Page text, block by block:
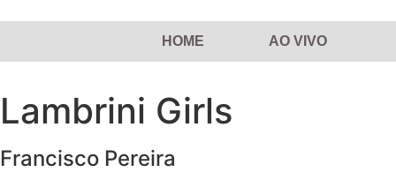
HOME AO VIVO
Lambrini Girls
Francisco Pereira